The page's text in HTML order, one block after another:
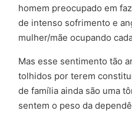
homem preocupado em
de intenso sofrimento e
mulher/mãe ocupando
Mas esse sentimento tão
tolhidos por terem
de família ainda são uma
sentem o peso da